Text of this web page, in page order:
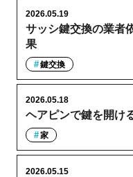
サッシ鍵交換の業者
果
2026.05.19
鍵交換
ヘアピンで鍵を開け
2026.05.18
家
2026.05.15